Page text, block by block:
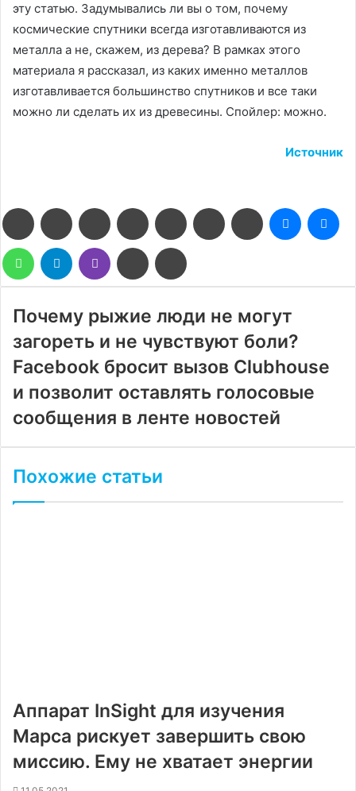
эту статью. Задумывались ли вы о том, почему
космические спутники всегда изготавливаются из
металла а не, скажем, из дерева? В рамках этого
материала я рассказал, из каких именно металлов
изготавливается большинство спутников и все таки
можно ли сделать их из древесины. Спойлер: можно.
Источник
FacebookTwitter LinkedIn Pinterest Reddit ВконтактеОдноклассники
Messenger
WhatsAppTelegram Viber
Поделиться
через
электронную
Почему рыжие люди не могут
загореть и не чувствуют боли?
Facebook бросит вызов Clubhouse
и позволит оставлять голосовые
сообщения в ленте новостей
Похожие статьи
Аппарат InSight для изучения
Марса рискует завершить свою
миссию. Ему не хватает энергии